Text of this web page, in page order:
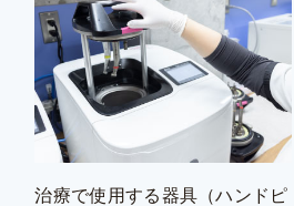
治療で使用する器具（ハンドピ